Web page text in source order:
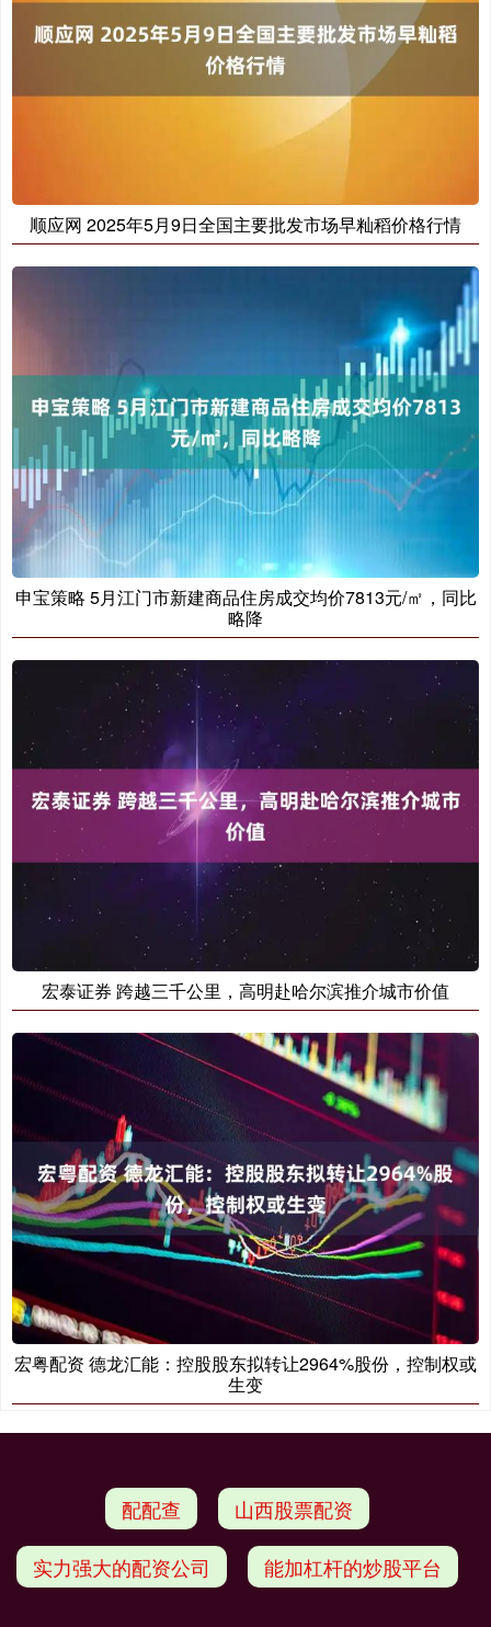
顺应网 2025年5月9日全国主要批发市场早籼稻价格行情
申宝策略 5月江门市新建商品住房成交均价7813元/㎡，同比
略降
宏泰证券 跨越三千公里，高明赴哈尔滨推介城市价值
宏粤配资 德龙汇能：控股股东拟转让2964%股份，控制权或
生变
配配查 山西股票配资
实力强大的配资公司 能加杠杆的炒股平台